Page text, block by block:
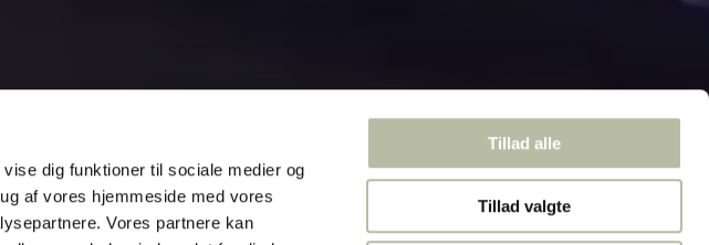
dig funktioner til sociale medier og
af vores hjemmeside med vores
Vores partnere kan
Tillad alle
Tillad valgte
når